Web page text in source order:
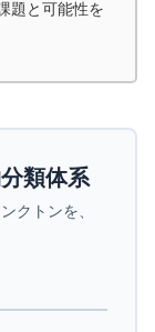
題と可能性を
類体系
クトンを、